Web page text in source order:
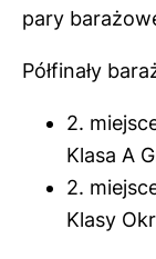
pary
Półfinały
2.
Klasa A
2.
Klasy